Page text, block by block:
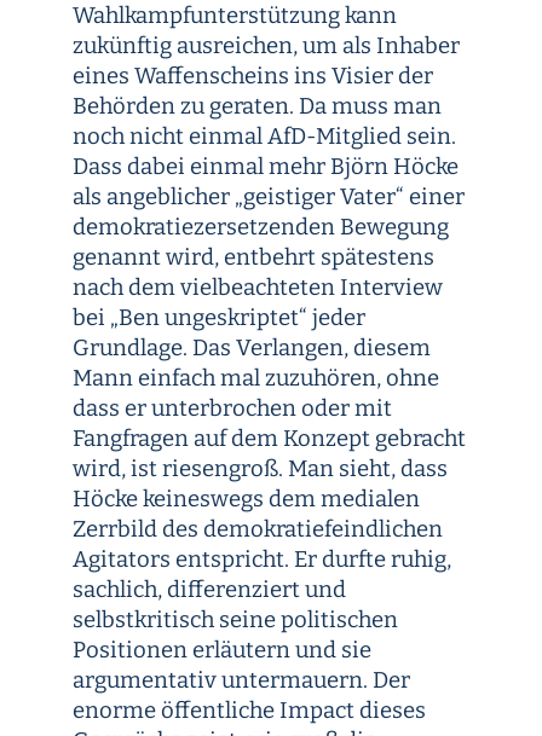
Wahlkampfunterstützung kann
zukünftig ausreichen, um als Inhaber
eines Waffenscheins ins Visier der
Behörden zu geraten. Da muss man
noch nicht einmal AfD-Mitglied sein.
Dass dabei einmal mehr Björn Höcke
als angeblicher „geistiger Vater“ einer
demokratiezersetzenden Bewegung
genannt wird, entbehrt spätestens
nach dem vielbeachteten Interview
bei „Ben ungeskriptet“ jeder
Grundlage. Das Verlangen, diesem
Mann einfach mal zuzuhören, ohne
dass er unterbrochen oder mit
Fangfragen auf dem Konzept gebracht
wird, ist riesengroß. Man sieht, dass
Höcke keineswegs dem medialen
Zerrbild des demokratiefeindlichen
Agitators entspricht. Er durfte ruhig,
sachlich, differenziert und
selbstkritisch seine politischen
Positionen erläutern und sie
argumentativ untermauern. Der
enorme öffentliche Impact dieses